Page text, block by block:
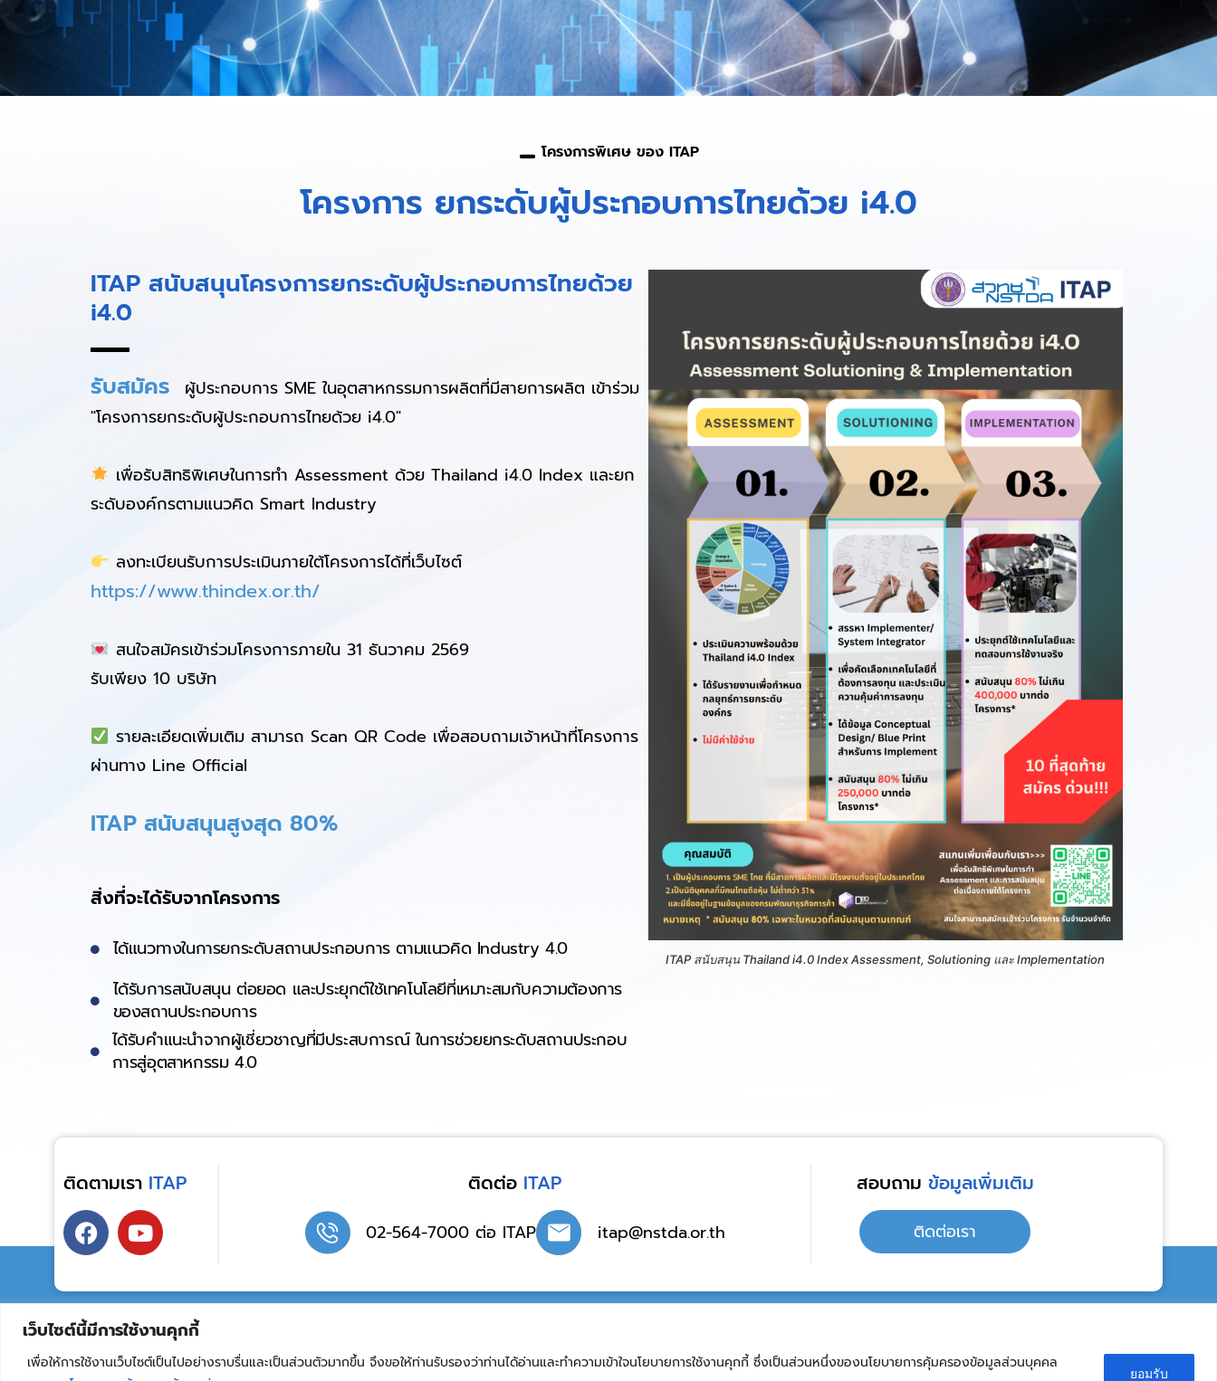
เว็บไซต์นี้มีการใช้งานคุกกี้
เพื่อให้การใช้งานเว็บไซต์เป็นไปอย่างราบรื่นและเป็นส่วนตัวมากขึ้น จึงขอให้ท่านรับรองว่าท่านได้อ่านและทำความเข้าใจนโยบายการใช้งานคุกกี้ ซึ่งเป็นส่วนหนึ่งของนโยบายการคุ้มครองข้อมูลส่วนบุคคล
ยอมรับ
เว็บไซต์นี้ใช้งานคุกกี้ ในการใช้งานสามารถใช้งานเว็บไซต์อย่างต่อเนื่องและมีประสิทธิภาพ เว็บไซต์นี้จะมีเก็บค่าคุกกี้ เพื่อให้การใช้งานเว็บไซต์ของท่านเป็นไปอย่างความราบรื่นและเป็นส่วนตัวมากขึ้น จึงขอให้ท่านรับรองว่าท่านได้อ่านและทำความเข้าใจ
โครงการพิเศษ ของ ITAP
โครงการ ยกระดับผู้ประกอบการไทยด้วย i4.0
ITAP สนับสนุนโครงการยกระดับผู้ประกอบการไทยด้วย
i4.0
รับสมัคร
ผู้ประกอบการ SME ในอุตสาหกรรมการผลิตที่มีสายการผลิต เข้าร่วม
"โครงการยกระดับผู้ประกอบการไทยด้วย i4.0"
เพื่อรับสิทธิพิเศษในการทำ Assessment ด้วย Thailand i4.0 Index และยก
ระดับองค์กรตามแนวคิด Smart Industry
ลงทะเบียนรับการประเมินภายใต้โครงการได้ที่เว็บไซต์
https://www.thindex.or.th/
สนใจสมัครเข้าร่วมโครงการภายใน 31 ธันวาคม 2569
รับเพียง 10 บริษัท
รายละเอียดเพิ่มเติม สามารถ Scan QR Code เพื่อสอบถามเจ้าหน้าที่โครงการ
ผ่านทาง Line Official
ITAP สนับสนุนสูงสุด 80%
สิ่งที่จะได้รับจากโครงการ
ได้แนวทางในการยกระดับสถานประกอบการ ตามแนวคิด Industry 4.0
ได้รับการสนับสนุน ต่อยอด และประยุกต์ใช้เทคโนโลยีที่เหมาะสมกับความต้องการ
ของสถานประกอบการ
ได้รับคำแนะนำจากผู้เชี่ยวชาญที่มีประสบการณ์ ในการช่วยยกระดับสถานประกอบ
การสู่อุตสาหกรรม 4.0
ITAP สนับสนุน Thailand i4.0 Index Assessment, Solutioning และ Implementation
ติดตามเรา ITAP ติดต่อ ITAP
02-564-7000 ต่อ ITAP itap@nstda.or.th
สอบถาม ข้อมูลเพิ่มเติม
ติดต่อเรา
สำนักงานใหญ่
โปรแกรมสนับสนุนการพัฒนาเทคโนโลยีและนวัตกรรม
เวลาทำการ